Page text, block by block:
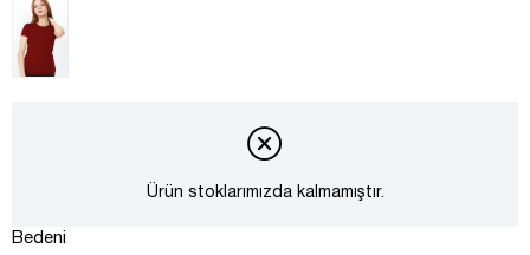
Ürün stoklarımızda kalmamıştır.
Bedeni